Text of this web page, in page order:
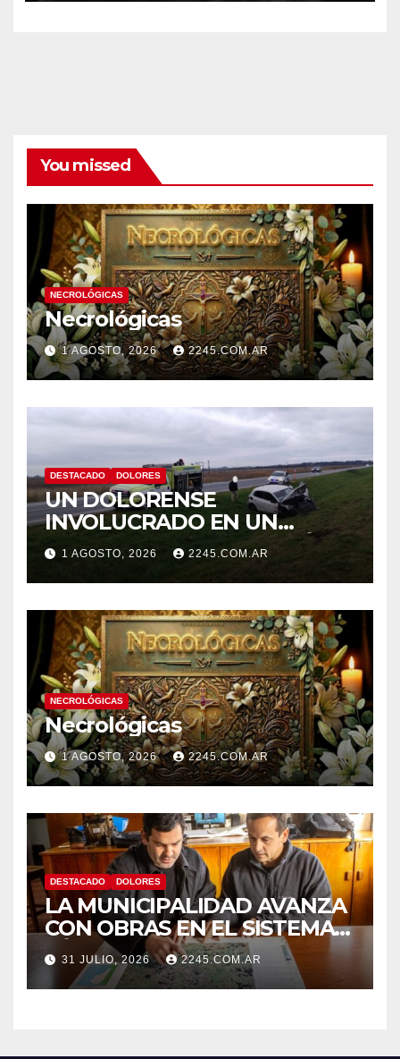
You missed
NECROLÓGICAS
Necrológicas
1 AGOSTO, 2026 2245.COM.AR
DESTACADO DOLORES
UN DOLORENSE
INVOLUCRADO EN UN
SINIESTRO QUE TERMINÓ
CON DESPISTE Y VUELCO
1 AGOSTO, 2026 2245.COM.AR
NECROLÓGICAS
Necrológicas
1 AGOSTO, 2026 2245.COM.AR
DESTACADO DOLORES
LA MUNICIPALIDAD AVANZA
CON OBRAS EN EL SISTEMA
HÍDRICO DE DOLORES
31 JULIO, 2026 2245.COM.AR